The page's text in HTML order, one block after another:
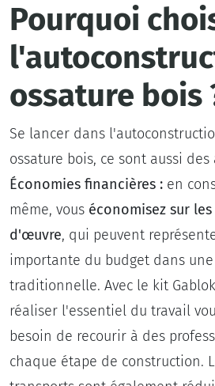
Pourquoi
ossature bois
Se lancer dans
ossature bois, ce sont aussi des
Économies financières : en
même, vous économisez sur
d'œuvre, qui peuvent
importante du budget dans
traditionnelle. Avec le kit
réaliser l'essentiel du travail
besoin de recourir à des
chaque étape de construction.